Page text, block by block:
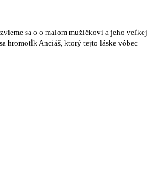
sa o o malom mužíčkovi a jeho veľkej
hromotĺk Anciáš, ktorý tejto láske vôbec